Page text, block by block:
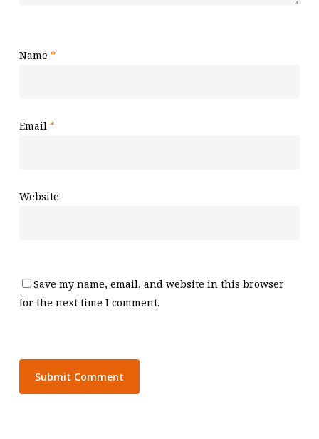
Name *
Email *
Website
Save my name, email, and website in this browser
for the next time I comment.